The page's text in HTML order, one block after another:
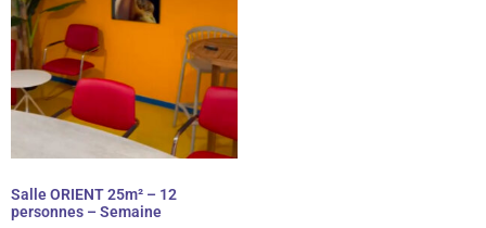
Salle ORIENT 25m² – 12
personnes – Semaine